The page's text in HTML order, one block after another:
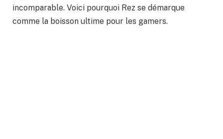
incomparable. Voici pourquoi Rez se démarque
comme la boisson ultime pour les gamers.